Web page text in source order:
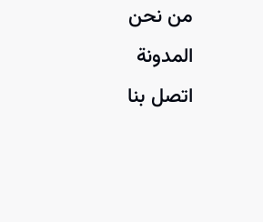
من نحن
المدونة
اتصل بنا